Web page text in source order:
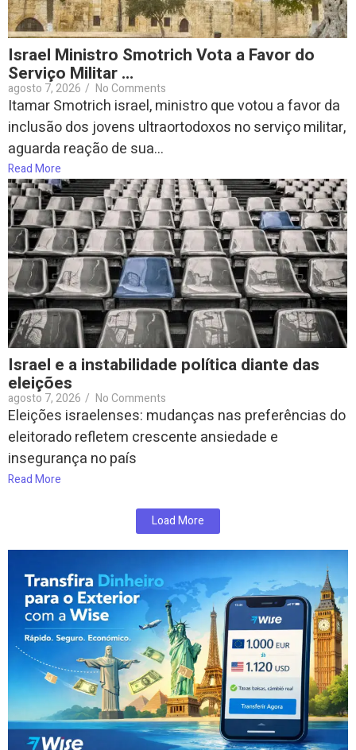
Israel Ministro Smotrich Vota a Favor do
Serviço Militar …
agosto 7, 2026 / No Comments
Itamar Smotrich israel, ministro que votou a favor da
inclusão dos jovens ultraortodoxos no serviço militar,
aguarda reação de sua...
Read More
Israel e a instabilidade política diante das
eleições
agosto 7, 2026 / No Comments
Eleições israelenses: mudanças nas preferências do
eleitorado refletem crescente ansiedade e
insegurança no país
Read More
Load More